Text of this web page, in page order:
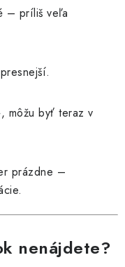
– príliš veľa
môžu byť teraz v
prázdne –
nenájdete?